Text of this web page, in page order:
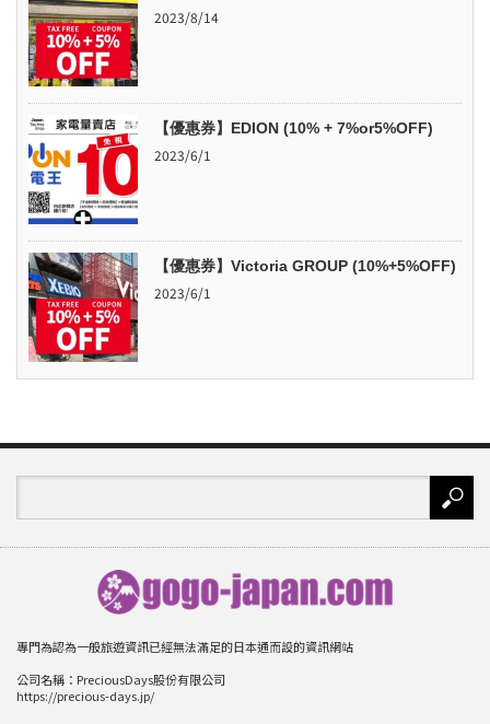
2023/8/14
【優惠券】EDION (10% + 7%or5%OFF)
2023/6/1
【優惠券】Victoria GROUP (10%+5%OFF)
2023/6/1
專門為認為一般旅遊資訊已經無法滿足的日本通而設的資訊網站
公司名稱：PreciousDays股份有限公司
https://precious-days.jp/